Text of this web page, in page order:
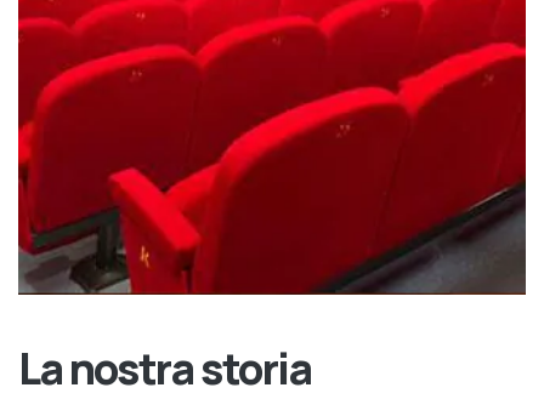
La nostra storia